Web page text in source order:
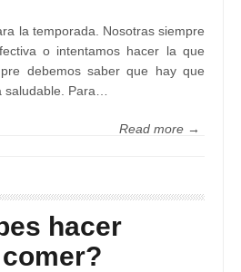
la temporada. Nosotras siempre
o intentamos hacer la que
debemos saber que hay que
Para…
Read more →
hacer